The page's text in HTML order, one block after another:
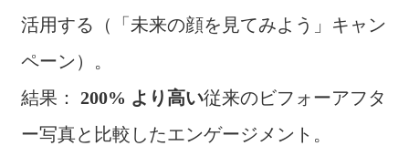
活用する（「未来の顔を見てみよう」キャン
ペーン）。
結果： 200% より高い従来のビフォーアフタ
ー写真と比較したエンゲージメント。